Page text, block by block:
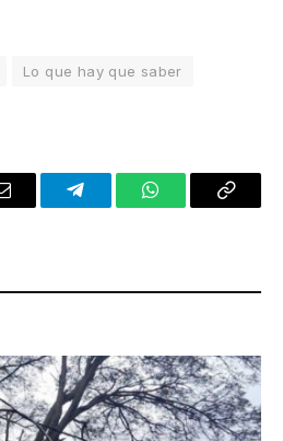
Lo que hay que saber
Email TelegramWhatsAppCopy